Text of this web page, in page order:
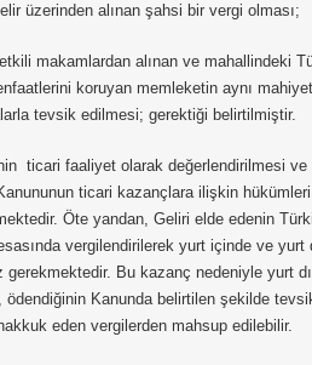
üzerinden alınan şahsi bir vergi olması;
makamlardan alınan ve mahallindeki
koruyan memleketin aynı
tevsik edilmesi; gerektiği belirtilmiştir.
ticari faaliyet olarak değerlendirilmesi ve
ticari kazançlara ilişkin hükümleri
Öte yandan, Geliri elde edenin
vergilendirilerek yurt içinde ve yurt
Bu kazanç nedeniyle yurt
Kanunda belirtilen şekilde
eden vergilerden mahsup edilebilir.